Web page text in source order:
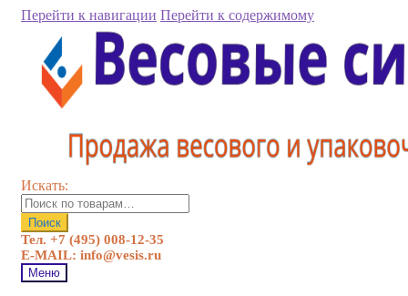
Перейти к навигации Перейти к содержимому
Искать:
Поиск
Тел. +7 (495) 008-12-35
E-MAIL: info@vesis.ru
Меню